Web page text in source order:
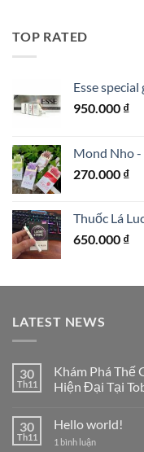
TOP RATED
Esse
950.000 ₫
Mond Nho -
270.000 ₫
Thuốc Lá
650.000 ₫
LATEST NEWS
30
Th11
Khám Phá Thế
Hiện Đại Tại
bình
ở
30
Th11
Hello world!
1 bình luậnở